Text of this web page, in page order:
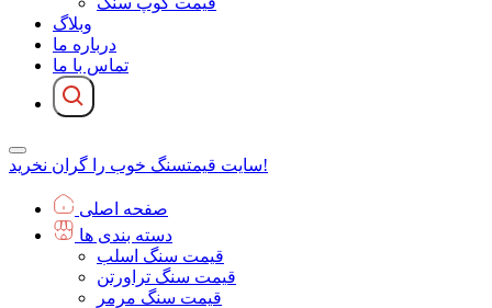
وبلاگ
درباره ما
تماس با ما
سایت قیمتسنگ خوب را گران نخرید!
صفحه اصلی
دسته بندی ها
قیمت سنگ اسلب
قیمت سنگ تراورتن
قیمت سنگ مرمر